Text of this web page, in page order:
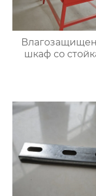
шкаф со